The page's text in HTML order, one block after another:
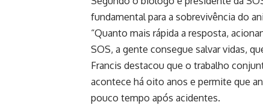
fundamental para a sobrevivência do
“Quanto mais rápida a resposta,
SOS, a gente consegue salvar vidas,
Francis destacou que o trabalho
acontece há oito anos e permite que
pouco tempo após acidentes.